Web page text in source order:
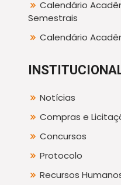
Calendário
Semestrais
Calendário
Notícias
Compras e
Concursos
Protocolo
Recursos